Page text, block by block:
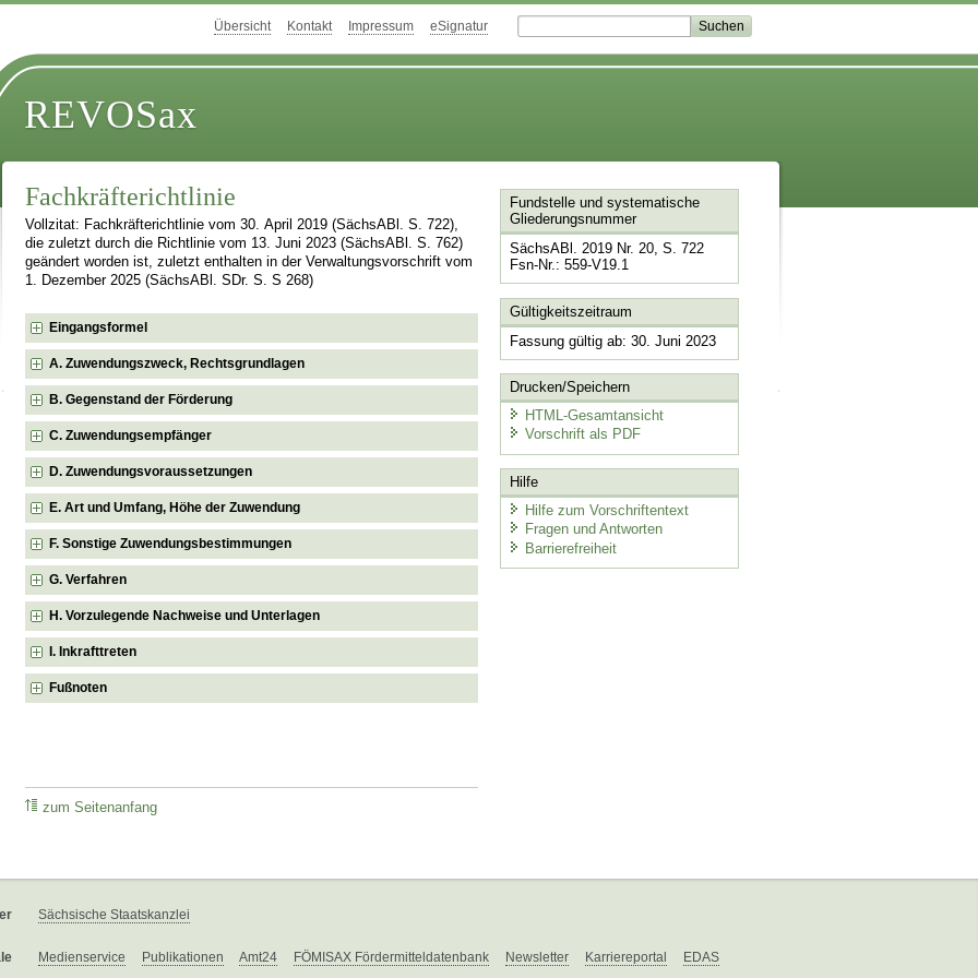
Übersicht Kontakt Impressum eSignatur
REVOSax
Fachkräfterichtlinie
Vollzitat: Fachkräfterichtlinie vom 30. April 2019 (SächsABl. S. 722),
die zuletzt durch die Richtlinie vom 13. Juni 2023 (SächsABl. S. 762)
geändert worden ist, zuletzt enthalten in der Verwaltungsvorschrift vom
1. Dezember 2025 (SächsABl. SDr. S. S 268)
Eingangsformel
A. Zuwendungszweck, Rechtsgrundlagen
B. Gegenstand der Förderung
C. Zuwendungsempfänger
D. Zuwendungsvoraussetzungen
E. Art und Umfang, Höhe der Zuwendung
F. Sonstige Zuwendungsbestimmungen
G. Verfahren
H. Vorzulegende Nachweise und Unterlagen
I. Inkrafttreten
Fußnoten
zum Seitenanfang
Fundstelle und systematische
Gliederungsnummer
SächsABl. 2019 Nr. 20, S. 722
Fsn-Nr.: 559-V19.1
Gültigkeitszeitraum
Fassung gültig ab: 30. Juni 2023
Drucken/Speichern
HTML-Gesamtansicht
Vorschrift als PDF
Hilfe
Hilfe zum Vorschriftentext
Fragen und Antworten
Barrierefreiheit
Sächsische Staatskanzlei
Medienservice Publikationen Amt24 FÖMISAX Fördermitteldatenbank Newsletter Karriereportal EDAS